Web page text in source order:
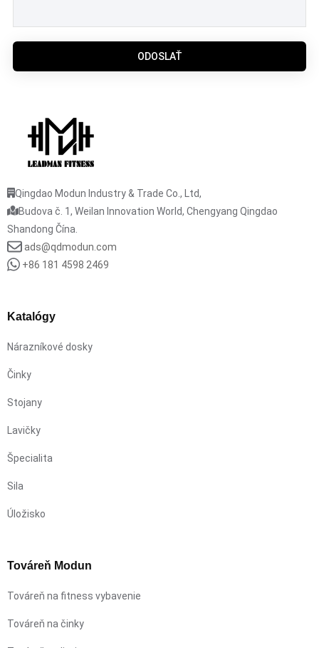
ODOSLAŤ
Qingdao Modun Industry & Trade Co., Ltd,
Budova č. 1, Weilan Innovation World, Chengyang Qingdao
Shandong Čína.
ads@qdmodun.com
+86 181 4598 2469
Katalógy
Nárazníkové dosky
Činky
Stojany
Lavičky
Špecialita
Sila
Úložisko
Továreň Modun
Továreň na fitness vybavenie
Továreň na činky